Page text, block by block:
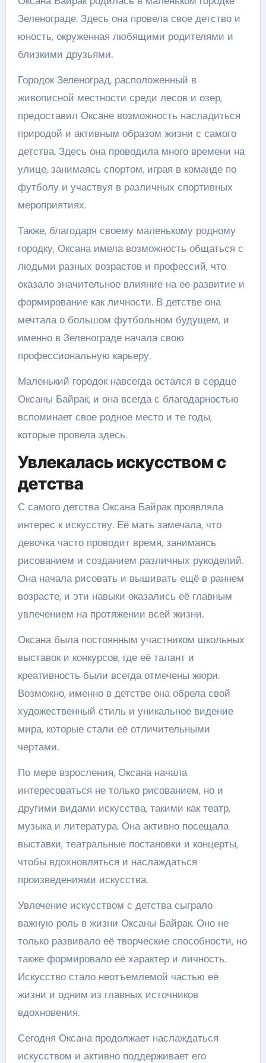
Зеленограде. Здесь она провела свое детство и
юность, окруженная любящими родителями и
близкими друзьями.
Городок Зеленоград, расположенный в
живописной местности среди лесов и озер,
предоставил Оксане возможность насладиться
природой и активным образом жизни с самого
детства. Здесь она проводила много времени на
улице, занимаясь спортом, играя в команде по
футболу и участвуя в различных спортивных
мероприятиях.
Также, благодаря своему маленькому родному
городку, Оксана имела возможность общаться с
людьми разных возрастов и профессий, что
оказало значительное влияние на ее развитие и
формирование как личности. В детстве она
мечтала о большом футбольном будущем, и
именно в Зеленограде начала свою
профессиональную карьеру.
Маленький городок навсегда остался в сердце
Оксаны Байрак, и она всегда с благодарностью
вспоминает свое родное место и те годы,
которые провела здесь.
Увлекалась искусством с
детства
С самого детства Оксана Байрак проявляла
интерес к искусству. Её мать замечала, что
девочка часто проводит время, занимаясь
рисованием и созданием различных рукоделий.
Она начала рисовать и вышивать ещё в раннем
возрасте, и эти навыки оказались её главным
увлечением на протяжении всей жизни.
Оксана была постоянным участником школьных
выставок и конкурсов, где её талант и
креативность были всегда отмечены жюри.
Возможно, именно в детстве она обрела свой
художественный стиль и уникальное видение
мира, которые стали её отличительными
чертами.
По мере взросления, Оксана начала
интересоваться не только рисованием, но и
другими видами искусства, такими как театр,
музыка и литература. Она активно посещала
выставки, театральные постановки и концерты,
чтобы вдохновляться и наслаждаться
произведениями искусства.
Увлечение искусством с детства сыграло
важную роль в жизни Оксаны Байрак. Оно не
только развивало её творческие способности, но
также формировало её характер и личность.
Искусство стало неотъемлемой частью её
жизни и одним из главных источников
вдохновения.
Сегодня Оксана продолжает наслаждаться
искусством и активно поддерживает его